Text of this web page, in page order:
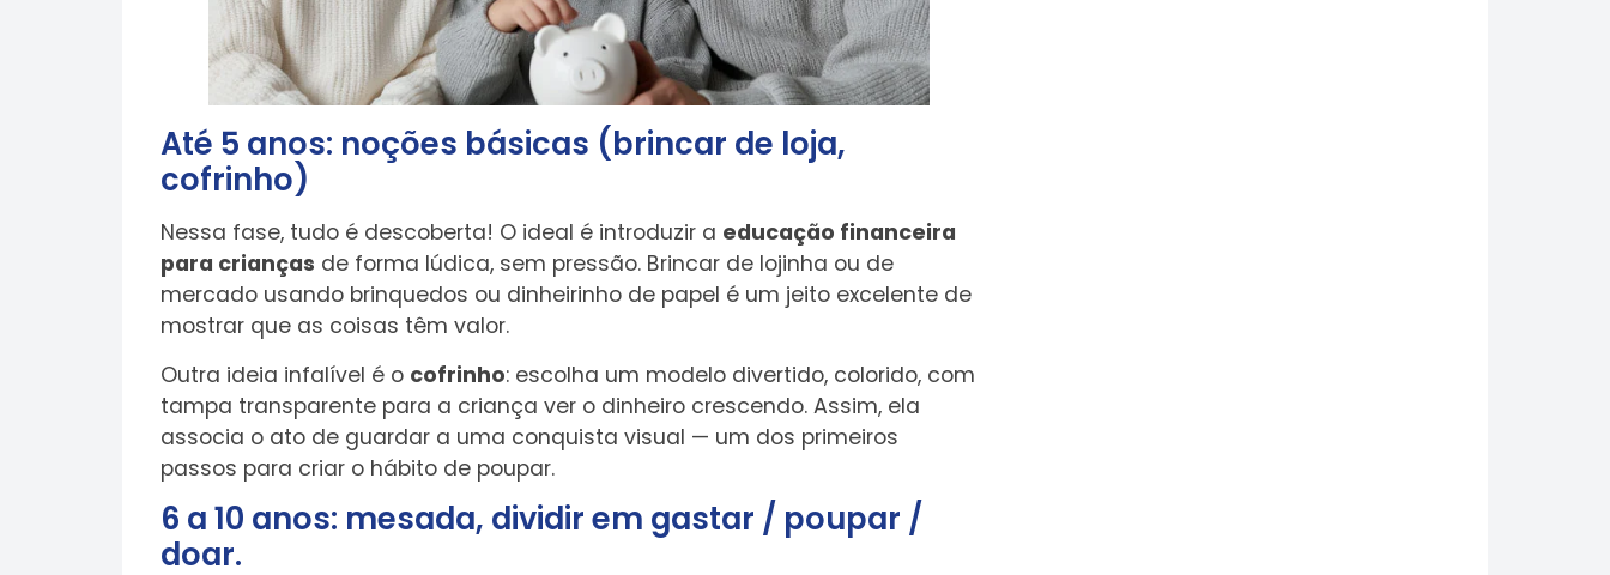
Até 5 anos: noções básicas (brincar de loja,
cofrinho)
Nessa fase, tudo é descoberta! O ideal é introduzir a educação financeira
para crianças de forma lúdica, sem pressão. Brincar de lojinha ou de
mercado usando brinquedos ou dinheirinho de papel é um jeito excelente de
mostrar que as coisas têm valor.
Outra ideia infalível é o cofrinho: escolha um modelo divertido, colorido, com
tampa transparente para a criança ver o dinheiro crescendo. Assim, ela
associa o ato de guardar a uma conquista visual — um dos primeiros
passos para criar o hábito de poupar.
6 a 10 anos: mesada, dividir em gastar / poupar /
doar.